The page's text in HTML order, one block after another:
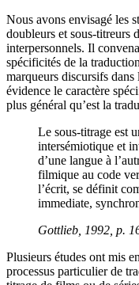
Nous avons envisagé les
doubleurs et sous-titreurs
interpersonnels. Il
spécificités de la
marqueurs discursifs
évidence le caractère
plus général qu’est la
Le sous-titrage est
intersémiotique et
d’une langue à
filmique au code
l’écrit, se définit
immediate,
Gottlieb, 1992, p.
Plusieurs études ont mis
processus particulier de